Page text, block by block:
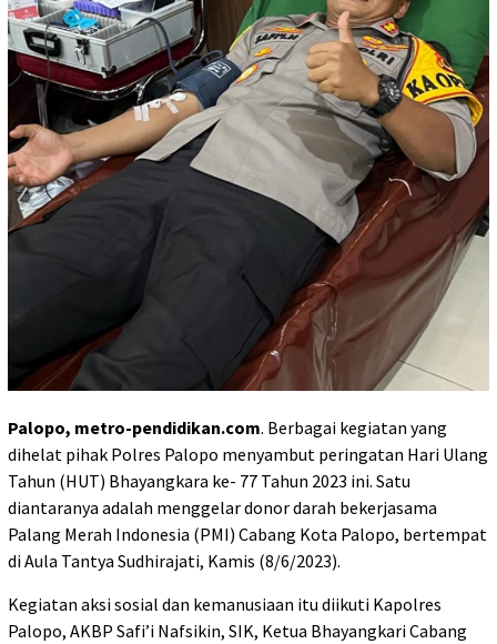
Palopo, metro-pendidikan.com. Berbagai kegiatan yang
dihelat pihak Polres Palopo menyambut peringatan Hari Ulang
Tahun (HUT) Bhayangkara ke- 77 Tahun 2023 ini. Satu
diantaranya adalah menggelar donor darah bekerjasama
Palang Merah Indonesia (PMI) Cabang Kota Palopo, bertempat
di Aula Tantya Sudhirajati, Kamis (8/6/2023).
Kegiatan aksi sosial dan kemanusiaan itu diikuti Kapolres
Palopo, AKBP Safi’i Nafsikin, SIK, Ketua Bhayangkari Cabang